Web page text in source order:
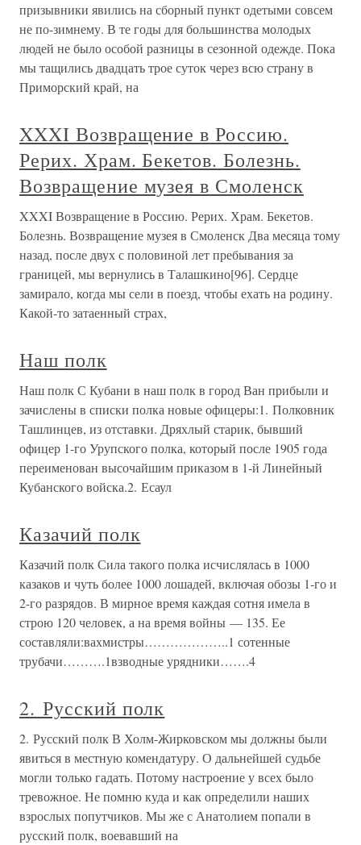
призывники явились на сборный пункт одетыми совсем
не по-зимнему. В те годы для большинства молодых
людей не было особой разницы в сезонной одежде. Пока
мы тащились двадцать трое суток через всю страну в
Приморский край, на
XXXI Возвращение в Россию.
Рерих. Храм. Бекетов. Болезнь.
Возвращение музея в Смоленск
XXXI Возвращение в Россию. Рерих. Храм. Бекетов.
Болезнь. Возвращение музея в Смоленск Два месяца тому
назад, после двух с половиной лет пребывания за
границей, мы вернулись в Талашкино[96]. Сердце
замирало, когда мы сели в поезд, чтобы ехать на родину.
Какой-то затаенный страх,
Наш полк
Наш полк С Кубани в наш полк в город Ван прибыли и
зачислены в списки полка новые офицеры:1. Полковник
Ташлинцев, из отставки. Дряхлый старик, бывший
офицер 1-го Урупского полка, который после 1905 года
переименован высочайшим приказом в 1-й Линейный
Кубанского войска.2. Есаул
Казачий полк
Казачий полк Сила такого полка исчислялась в 1000
казаков и чуть более 1000 лошадей, включая обозы 1-го и
2-го разрядов. В мирное время каждая сотня имела в
строю 120 человек, а на время войны — 135. Ее
составляли:вахмистры………………..1 сотенные
трубачи……….1взводные урядники…….4
2. Русский полк
2. Русский полк В Холм-Жирковском мы должны были
явиться в местную комендатуру. О дальнейшей судьбе
могли только гадать. Потому настроение у всех было
тревожное. Не помню куда и как определили наших
взрослых попутчиков. Мы же с Анатолием попали в
русский полк, воевавший на